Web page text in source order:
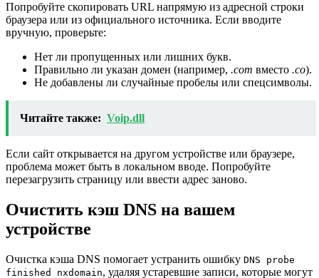
Попробуйте скопировать URL напрямую из адресной строки
браузера или из официального источника. Если вводите
вручную, проверьте:
Нет ли пропущенных или лишних букв.
Правильно ли указан домен (например, .com вместо .co).
Не добавлены ли случайные пробелы или спецсимволы.
Читайте также: Voip.dll
Если сайт открывается на другом устройстве или браузере,
проблема может быть в локальном вводе. Попробуйте
перезагрузить страницу или ввести адрес заново.
Очистить кэш DNS на вашем
устройстве
Очистка кэша DNS помогает устранить ошибку DNS probe
finished nxdomain, удаляя устаревшие записи, которые могут